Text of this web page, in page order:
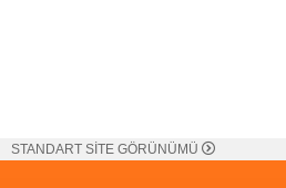
STANDART SİTE GÖRÜNÜMÜ